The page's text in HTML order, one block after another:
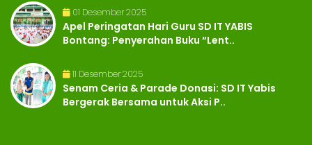
01 Desember 2025
Apel Peringatan Hari Guru SD IT YABIS
Bontang: Penyerahan Buku “Lent..
11 Desember 2025
Senam Ceria & Parade Donasi: SD IT Yabis
Bergerak Bersama untuk Aksi P..